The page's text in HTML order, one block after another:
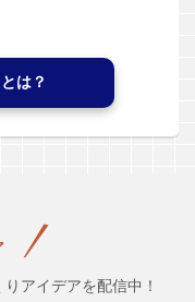
は？
アイデアを配信中！